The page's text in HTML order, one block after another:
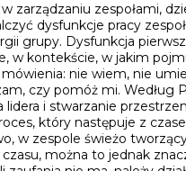
zarządzaniu zespołami,
dysfunkcje pracy
grupy. Dysfunkcja
w kontekście, w jakim
nie wiem, nie
czy pomóż mi. Według
i stwarzanie
który następuje z
w zespole świeżo
można to jednak